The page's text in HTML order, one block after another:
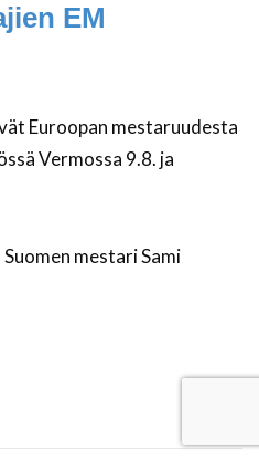
EM
Euroopan mestaruudesta
Vermossa 9.8. ja
mestari Sami